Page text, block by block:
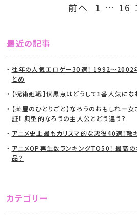
前へ 1 … 16
最近の記事
往年の人気エロゲー30選！ 1992～2002
とめ
【呪術廻戦】伏黒恵はどうして1番人気に
【薬屋のひとりごと】なろうのおもしれー
証！ 典型的なろうの主人公とどう違う？
アニメ史上最もカリスマ的な悪役40選！
アニメOP再生数ランキングTO50！ 最高
品？
カテゴリー